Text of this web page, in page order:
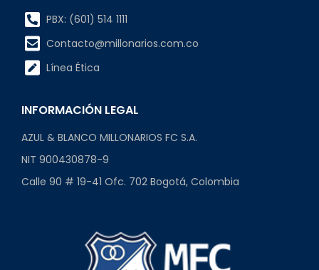
PBX: (601) 514 1111
Contacto@millonarios.com.co
Línea Ética
INFORMACIÓN LEGAL
AZUL & BLANCO MILLONARIOS FC S.A.
NIT 900430878-9
Calle 90 # 19-41 Ofc. 702 Bogotá, Colombia